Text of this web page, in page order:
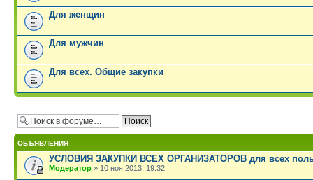
Для женщин
Для мужчин
Для всех. Общие закупки
ОБЪЯВЛЕНИЯ
УСЛОВИЯ ЗАКУПКИ ВСЕХ ОРГАНИЗАТОРОВ для всех
Модератор » 10 ноя 2013, 19:32